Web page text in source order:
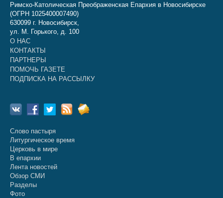
Римско-Католическая Преображенская Епархия в Новосибирске
(ОГРН 1025400007490)
630099 г. Новосибирск,
ул. М. Горького, д. 100
О НАС
КОНТАКТЫ
ПАРТНЕРЫ
ПОМОЧЬ ГАЗЕТЕ
ПОДПИСКА НА РАССЫЛКУ
Слово пастыря
Литургическое время
Церковь в мире
В епархии
Лента новостей
Обзор СМИ
Разделы
Фото